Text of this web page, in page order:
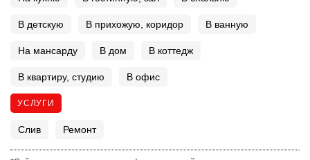
В детскую В прихожую, коридор В ванную
На мансарду В дом В коттедж
В квартиру, студию В офис
УСЛУГИ
Слив Ремонт